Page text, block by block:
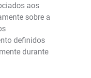
aos
sobre a
definidos
durante